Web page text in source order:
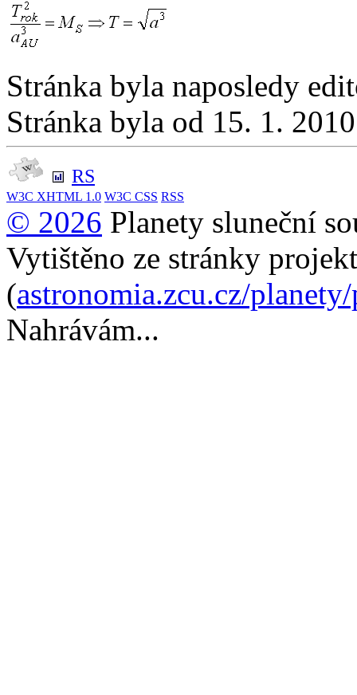
Stránka byla naposledy
Stránka byla od 15. 1.
RS
W3C XHTML 1.0 W3C CSS RSS
© 2026 Planety sluneční
Vytištěno ze stránky
(astronomia.zcu.cz/
Nahrávám...